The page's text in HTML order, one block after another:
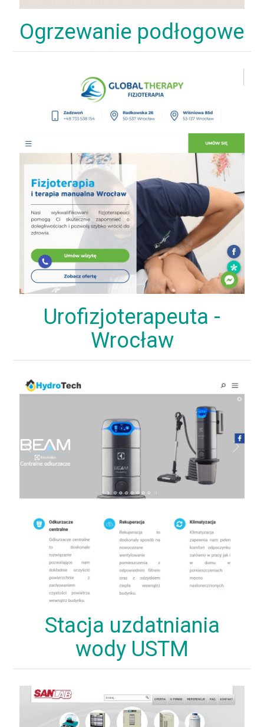
Ogrzewanie podłogowe
Urofizjoterapeuta -
Wrocław
Stacja uzdatniania
wody USTM